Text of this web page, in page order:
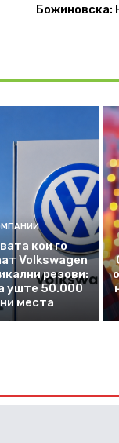
Божиновска:
кои го
Volkswagen
резови:
уште 50.000
места